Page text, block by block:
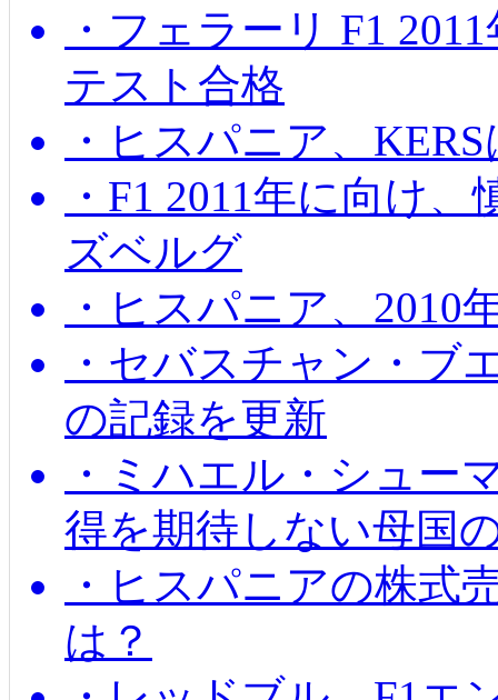
・フェラーリ F1
テスト合格
・ヒスパニア、
・F1 2011年に向け
ズベルグ
・ヒスパニア、2010
・セバスチャン・ブ
の記録を更新
・ミハエル・シュー
得を期待しない母国
・ヒスパニアの株式
は？